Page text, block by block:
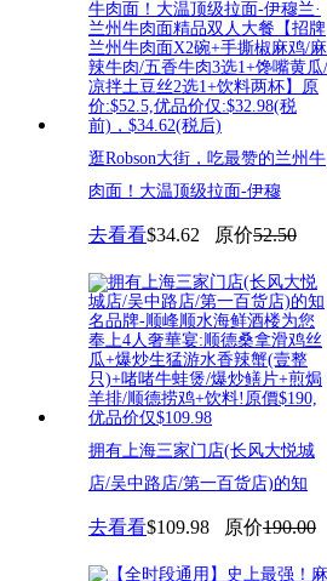
逛Robson大街，吃最赞的兰州牛
肉面！大温顶级拉面-伊穆
去看看$34.62 原价52.50
拥有上海三家门店(长风大悦城
店/吴中路店/第一百货店)的知
去看看$109.98 原价190.00